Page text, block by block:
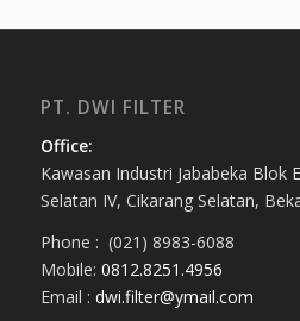
PT. DWI FILTER
Office:
Kawasan Industri Jababeka Blok
Selatan IV, Cikarang Selatan,
Phone : (021) 8983-6088
Mobile: 0812.8251.4956
Email : dwi.filter@ymail.com